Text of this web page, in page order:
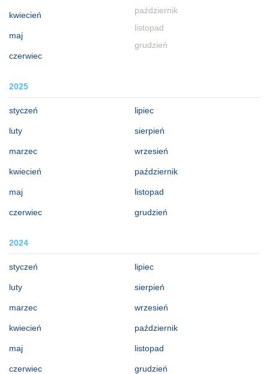
kwiecień
maj
czerwiec
październik
listopad
grudzień
2025
styczeń
luty
marzec
kwiecień
maj
czerwiec
lipiec
sierpień
wrzesień
październik
listopad
grudzień
2024
styczeń
luty
marzec
kwiecień
maj
czerwiec
lipiec
sierpień
wrzesień
październik
listopad
grudzień